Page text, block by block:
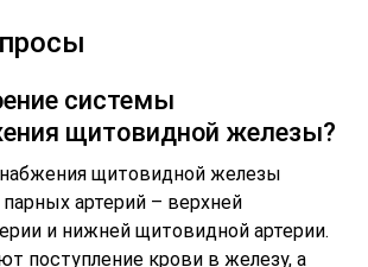
системы
щитовидной железы?
щитовидной железы
артерий – верхней
и нижней щитовидной артерии.
поступление крови в железу, а